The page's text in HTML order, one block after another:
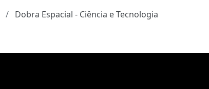
Dobra Espacial - Ciência e Tecnologia